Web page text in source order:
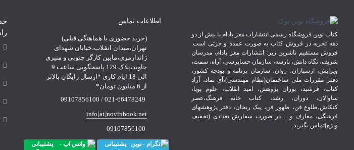
کتاب نوین فروشگاه رسمی انتشارات مغز بادام با بیش از دو
دهه تجربه در فروش کتاب به صورت عمده و جزئی است.
فروش مستقیم ناشرین زیر: انتشارات مغز بادام، مدرسان
شریف، نگاه دانش، پارسه، سازمان حسابرسی، آراه، سمت،
ویرایش، ارسباران، روان، سازمان برنامه و بودجه کشور،
دفتر مقررات ملی ساختمان(نظام مهندسی)،آی نماد، آراد
کتاب، فرشید، پوران پژوهش، امید انقلاب، علوم پویا،
ساوالان، دوران، رشد، کتاب خانه فرهنگ،عصر
کنکاش،طلوع فن، ظهور فن، پیک ریحان، دفتر پژوهشهای
فرهنگی، معارف و.... در صورت سفارش تعدادی (تخفیف
ویژه)تماس بگیرید.
اطلاعات تماس
(خرید حضوری با هماهنگی قبلی)
تهران،میدان انقلاب،خیابان شهدای
ژاندارمری،مابین کارگر جنوبی و منیری
جاوید،پلاک 129 پاسخگویی ساعت 9
الی 18 ایام کاری *ارسال رایگان بالاتر
از 6 میلیون تومان*
021-66478249 / 09107856100
info[at]novinbook.net
09107856100
پشتیبانی
پشتیبانی